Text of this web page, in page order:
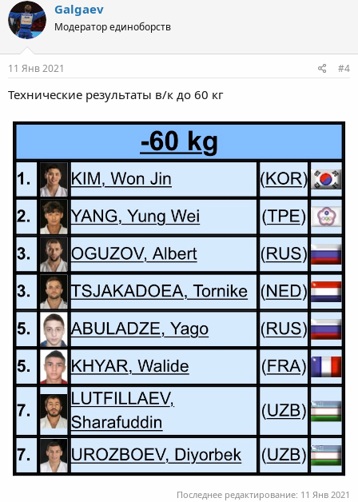
Galgaev
Модератор единоборств
11 Янв 2021 #4
Технические результаты в/к до 60 кг
Последнее редактирование: 11 Янв 2021